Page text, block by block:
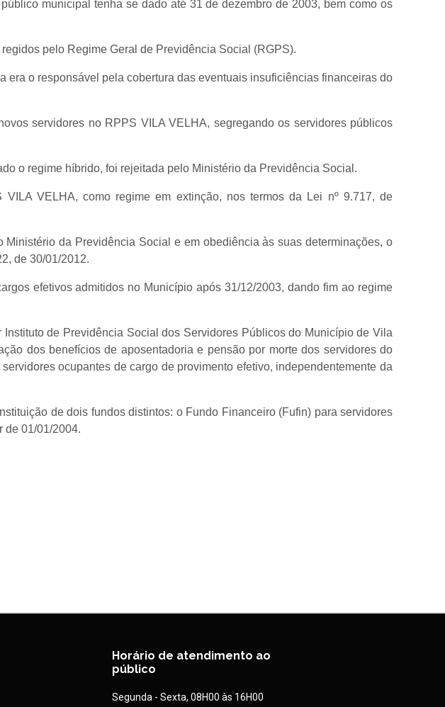
municipal tenha se dado até 31 de dezembro de 2003, bem como os
pelo Regime Geral de Previdência Social (RGPS).
o responsável pela cobertura das eventuais insuficiências financeiras do
servidores no RPPS VILA VELHA, segregando os servidores públicos
o regime híbrido, foi rejeitada pelo Ministério da Previdência Social.
VELHA, como regime em extinção, nos termos da Lei nº 9.717, de
da Previdência Social e em obediência às suas determinações, o
de 30/01/2012.
efetivos admitidos no Município após 31/12/2003, dando fim ao regime
de Previdência Social dos Servidores Públicos do Município de Vila
dos benefícios de aposentadoria e pensão por morte dos servidores do
ocupantes de cargo de provimento efetivo, independentemente da
de dois fundos distintos: o Fundo Financeiro (Fufin) para servidores
de 01/01/2004.
Horário de atendimento ao
público
Segunda - Sexta, 08H00 às 16H00